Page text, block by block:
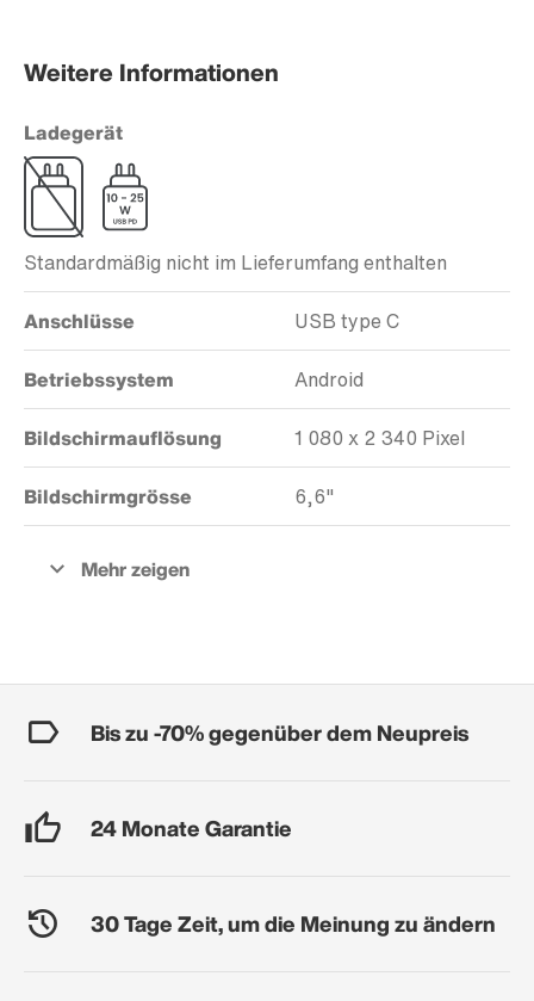
Weitere Informationen
Ladegerät
Standardmäßig nicht im Lieferumfang enthalten
Anschlüsse USB type C
Betriebssystem Android
Bildschirmauflösung 1 080 x 2 340 Pixel
Bildschirmgrösse 6,6"
Bis zu -70% gegenüber dem Neupreis
24 Monate Garantie
30 Tage Zeit, um die Meinung zu ändern